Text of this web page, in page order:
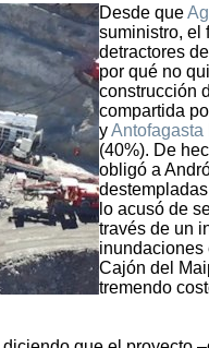
Desde que
suministro, el
detractores
por qué no
construcción
compartida
yAntofagasta
(40%). De
obligó a
lo acusó de
través de un
inundaciones
Cajón del
tremendo